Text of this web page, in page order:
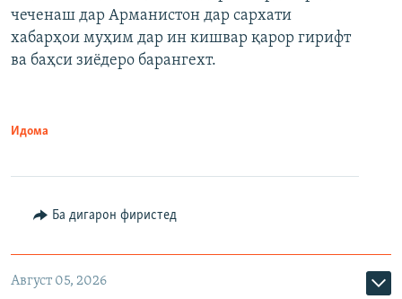
720p 1080p
чеченаш дар Арманистон дар сархати
хабарҳои муҳим дар ин кишвар қарор гирифт
ва баҳси зиёдеро барангехт.
Идома
Ба дигарон фиристед
Август 05, 2026